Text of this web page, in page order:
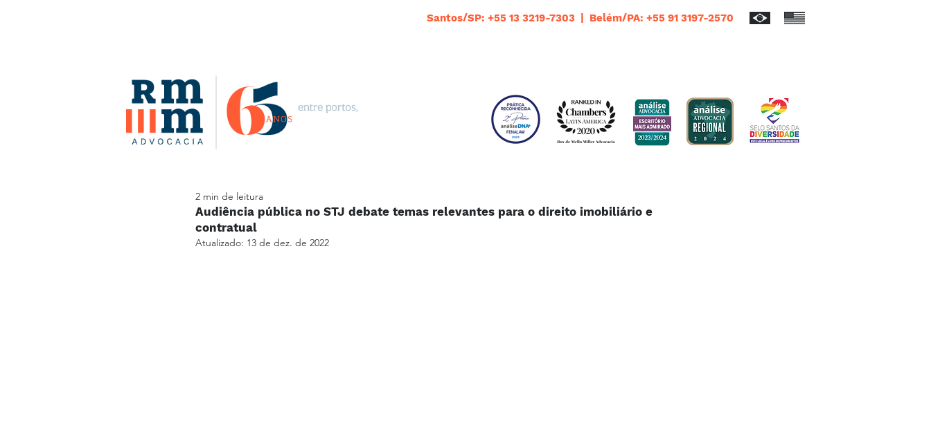
Santos/SP: +55 13 3219-7303 | Belém/PA: +55 91 3197-2570
Audiência pública no STJ debate temas relevantes para o direito imobiliário e
contratual
2 min de leitura
Atualizado: 13 de dez. de 2022